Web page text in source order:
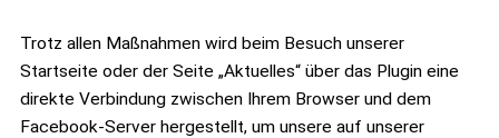
Trotz allen Maßnahmen wird beim Besuch unserer
Startseite oder der Seite „Aktuelles“ über das Plugin eine
direkte Verbindung zwischen Ihrem Browser und dem
Facebook-Server hergestellt, um unsere auf unserer